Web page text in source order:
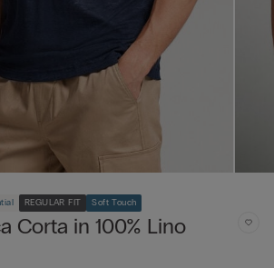
REGULAR FIT Soft Touch
Corta in 100% Lino